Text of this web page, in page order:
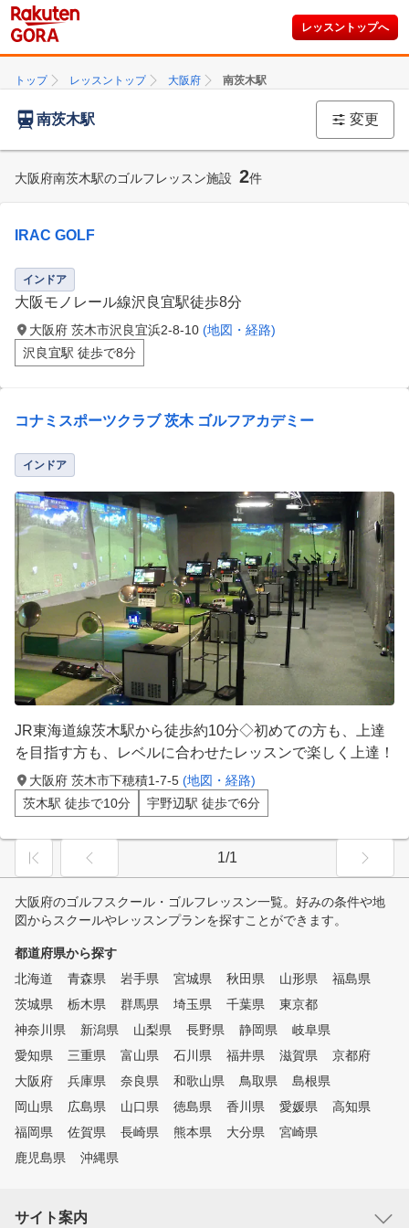
レッスントップへ
トップ レッスントップ 大阪府 南茨木駅
南茨木駅 変更
大阪府南茨木駅のゴルフレッスン施設 2件
IRAC GOLF
インドア
大阪モノレール線沢良宜駅徒歩8分
大阪府 茨木市沢良宜浜2-8-10 (地図・経路)
沢良宜駅 徒歩で8分
コナミスポーツクラブ 茨木 ゴルフアカデミー
インドア
JR東海道線茨木駅から徒歩約10分◇初めての方も、上達
を目指す方も、レベルに合わせたレッスンで楽しく上達！
大阪府 茨木市下穂積1-7-5 (地図・経路)
茨木駅 徒歩で10分
宇野辺駅 徒歩で6分
1/1
大阪府のゴルフスクール・ゴルフレッスン一覧。好みの条件や地
図からスクールやレッスンプランを探すことができます。
都道府県から探す
北海道
青森県 岩手県 宮城県 秋田県 山形県
福島県
茨城県
栃木県 群馬県 埼玉県 千葉県
東京都
神奈川県
新潟県 山梨県 長野県 静岡県
岐阜県
愛知県
三重県 富山県 石川県 福井県 滋賀県
京都府
大阪府
兵庫県 奈良県 和歌山県 鳥取県
島根県
岡山県
広島県 山口県 徳島県 香川県 愛媛県
高知県
福岡県
佐賀県 長崎県 熊本県 大分県
宮崎県
鹿児島県
沖縄県
サイト案内